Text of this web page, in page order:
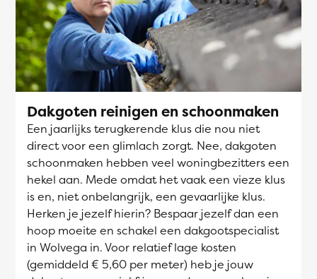
Dakgoten reinigen en schoonmaken
Een jaarlijks terugkerende klus die nou niet
direct voor een glimlach zorgt. Nee, dakgoten
schoonmaken hebben veel woningbezitters een
hekel aan. Mede omdat het vaak een vieze klus
is en, niet onbelangrijk, een gevaarlijke klus.
Herken je jezelf hierin? Bespaar jezelf dan een
hoop moeite en schakel een dakgootspecialist
in Wolvega in. Voor relatief lage kosten
(gemiddeld € 5,60 per meter) heb je jouw